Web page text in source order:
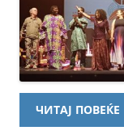
ЧИТАЈ ПОВЕЌЕ